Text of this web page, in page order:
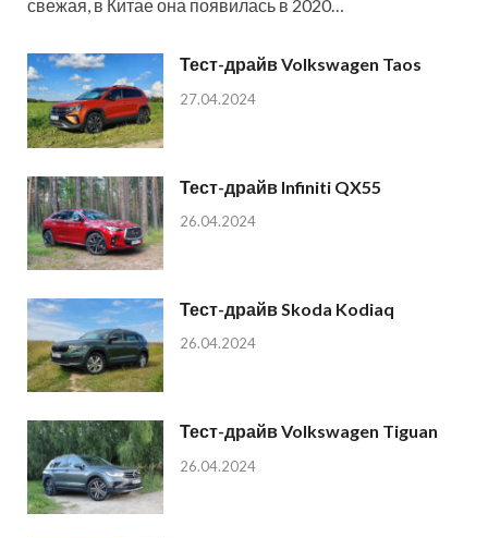
свежая, в Китае она появилась в 2020…
Тест-драйв Volkswagen Taos
27.04.2024
Тест-драйв Infiniti QX55
26.04.2024
Тест-драйв Skoda Kodiaq
26.04.2024
Тест-драйв Volkswagen Tiguan
26.04.2024